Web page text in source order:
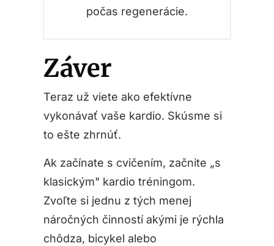
počas regenerácie.
Záver
Teraz už viete ako efektívne
vykonávať vaše kardio. Skúsme si
to ešte zhrnúť.
Ak začínate s cvičením, začnite „s
klasickým" kardio tréningom.
Zvoľte si jednu z tých menej
náročných činností akými je rýchla
chôdza, bicykel alebo